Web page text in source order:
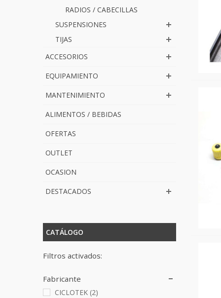
RADIOS / CABECILLAS
SUSPENSIONES
TIJAS
ACCESORIOS
EQUIPAMIENTO
MANTENIMIENTO
ALIMENTOS / BEBIDAS
OFERTAS
OUTLET
OCASION
DESTACADOS
CATÁLOGO
Filtros activados:
Fabricante
CICLOTEK (2)